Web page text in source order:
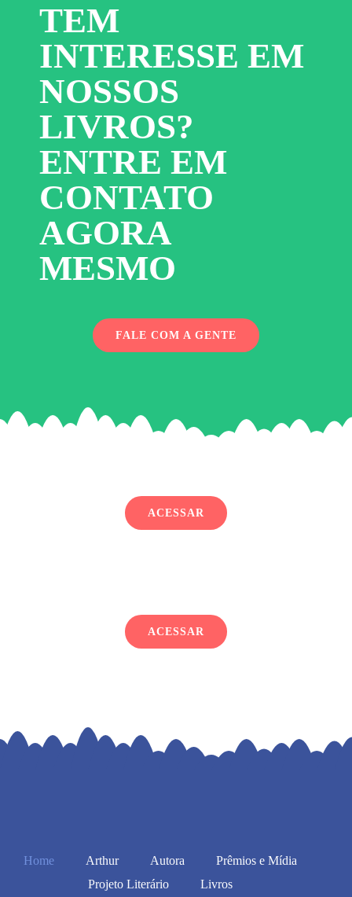
TEM
INTERESSE EM
NOSSOS
LIVROS?
ENTRE EM
CONTATO
AGORA
MESMO
FALE COM A GENTE
ACESSAR
ACESSAR
Home Arthur Autora
Prêmios e Mídia
Projeto Literário
Livros